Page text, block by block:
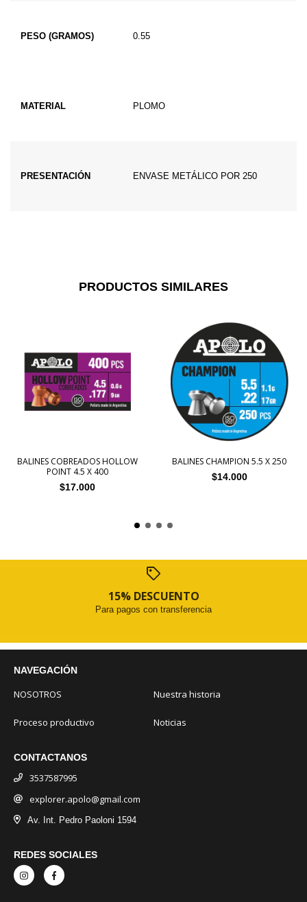
PESO (GRAMOS) 0.55
MATERIAL PLOMO
PRESENTACIÓN ENVASE METÁLICO POR 250
PRODUCTOS SIMILARES
BALINES COBREADOS HOLLOW
POINT 4.5 X 400
$17.000
BALINES CHAMPION 5.5 X 250
$14.000
15% DESCUENTO
Para pagos con transferencia
NAVEGACIÓN
NOSOTROS Nuestra historia
Proceso productivo Noticias
CONTACTANOS
3537587995
explorer.apolo@gmail.com
Av. Int. Pedro Paoloni 1594
REDES SOCIALES